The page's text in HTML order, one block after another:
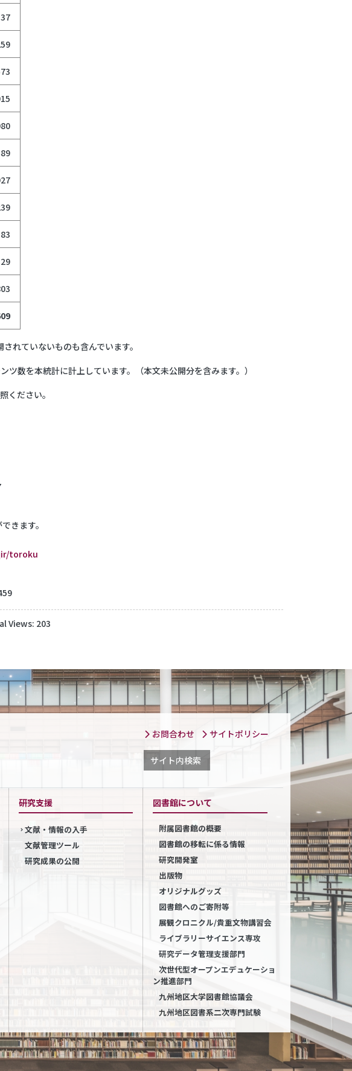
37
83
29
れていないものも含んでいます。
ツ数を本統計に計上しています。（本文未公開分を含みます。）
ください。
きます。
toroku
Views: 203
お問合わせ サイトポリシー
サイト内検索
研究支援
文献・情報の入手
文献管理ツール
研究成果の公開
図書館について
附属図書館の概要
図書館の移転に係る情報
研究開発室
出版物
オリジナルグッズ
図書館へのご寄附等
展観クロニクル/貴重文物講習会
ライブラリーサイエンス専攻
研究データ管理支援部門
次世代型オープンエデュケーショ
ン推進部門
九州地区大学図書館協議会
九州地区図書系二次専門試験